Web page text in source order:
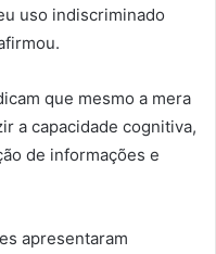
uso indiscriminado
que mesmo a mera
a capacidade cognitiva,
de informações e
apresentaram